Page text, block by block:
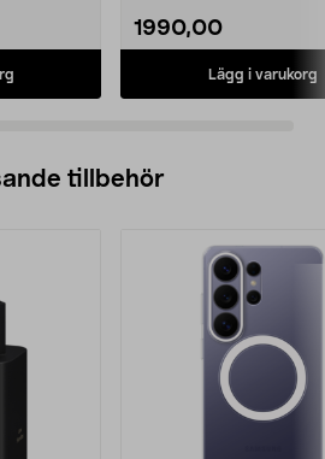
1990,00
Lägg i varukorg
tillbehör